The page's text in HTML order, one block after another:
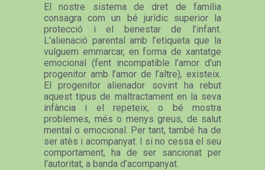
El nostre sistema de dret de família
consagra com un bé jurídic superior la
protecció i el benestar de l’infant.
L’alienació parental amb l’etiqueta que la
vulguem emmarcar, en forma de xantatge
emocional (fent incompatible l’amor d’un
progenitor amb l’amor de l’altre), existeix.
El progenitor alienador sovint ha rebut
aquest tipus de maltractament en la seva
infància i el repeteix, o bé mostra
problemes, més o menys greus, de salut
mental o emocional. Per tant, també ha de
ser atès i acompanyat. I si no cessa el seu
comportament, ha de ser sancionat per
l’autoritat, a banda d’acompanyat.